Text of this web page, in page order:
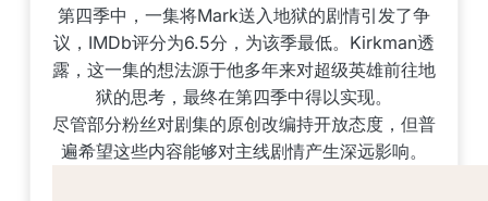
第四季中，一集将Mark送入地狱的剧情引发了争
议，IMDb评分为6.5分，为该季最低。Kirkman透
露，这一集的想法源于他多年来对超级英雄前往地
狱的思考，最终在第四季中得以实现。
尽管部分粉丝对剧集的原创改编持开放态度，但普
遍希望这些内容能够对主线剧情产生深远影响。